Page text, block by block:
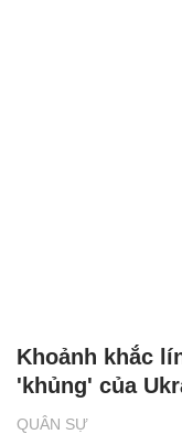
QUÂN SỰ
Khoảnh khắc
'khủng' của